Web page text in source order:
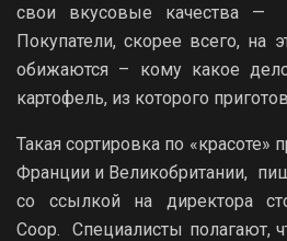
свои вкусовые качества —
Покупатели, скорее всего, на
обижаются – кому какое
картофель, из которого
Такая сортировка по «красоте»
Франции и Великобритании,
со ссылкой на директора
Coop. Специалисты полагают,